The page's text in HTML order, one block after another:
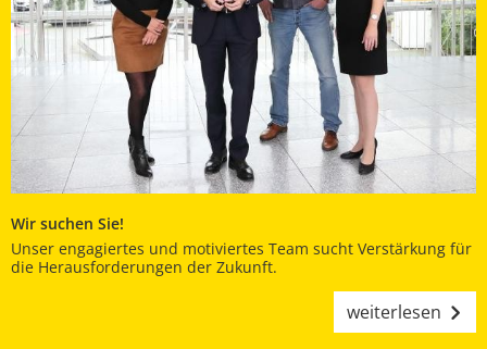
Wir suchen Sie!
Unser engagiertes und motiviertes Team sucht Verstärkung für
die Herausforderungen der Zukunft.
weiterlesen